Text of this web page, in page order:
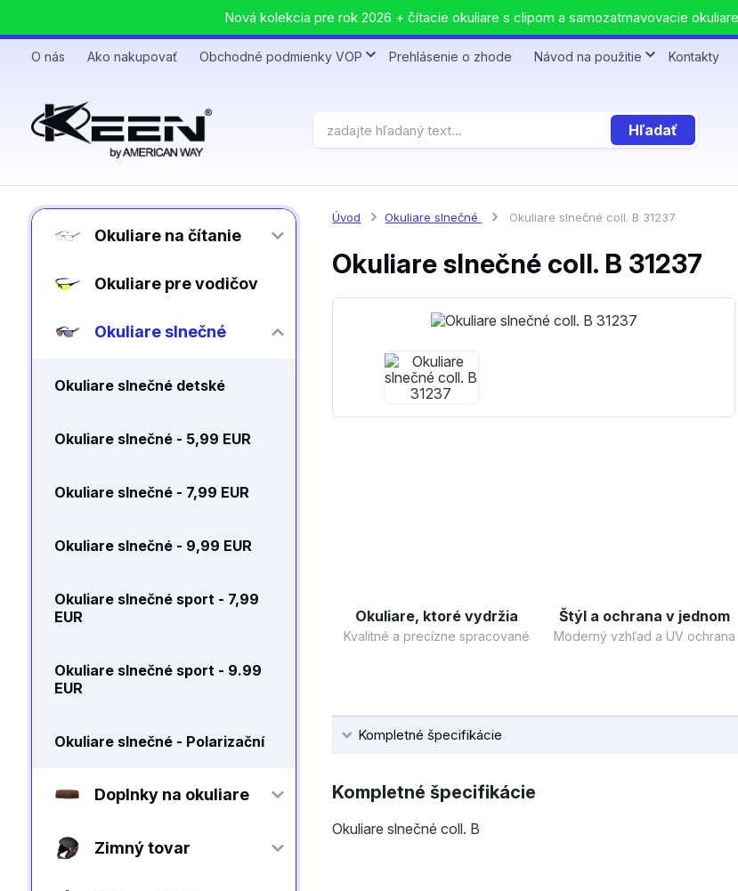
Nová kolekcia pre rok 2026 + čítacie okuliare s clipom a samozatmavovacie
O nás Ako nakupovať Obchodné podmienky VOP Prehlásenie o zhode Návod na použitie Kontakty
Hľadať
Okuliare na čítanie
Okuliare pre vodičov
Okuliare slnečné
Okuliare slnečné detské
Okuliare slnečné - 5,99 EUR
Okuliare slnečné - 7,99 EUR
Okuliare slnečné - 9,99 EUR
Okuliare slnečné sport - 7,99
EUR
Okuliare slnečné sport - 9.99
EUR
Okuliare slnečné - Polarizační
Doplnky na okuliare
Zimný tovar
Úvod Okuliare slnečné Okuliare slnečné coll. B 31237
Okuliare slnečné coll. B 31237
Okuliare, ktoré vydržia
Kvalitné a precízne spracované
Štýl a ochrana v jednom
Moderný vzhľad a UV ochrana
Kompletné špecifikácie
Kompletné špecifikácie
Okuliare slnečné coll. B